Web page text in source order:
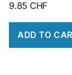
9.85 CHF
ADD TO